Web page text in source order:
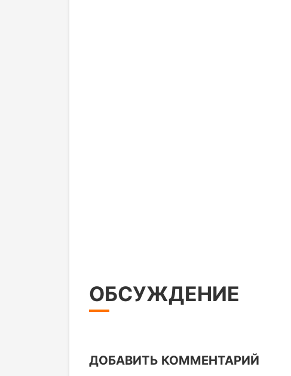
ОБСУЖДЕНИЕ
ДОБАВИТЬ КОММЕНТАРИЙ